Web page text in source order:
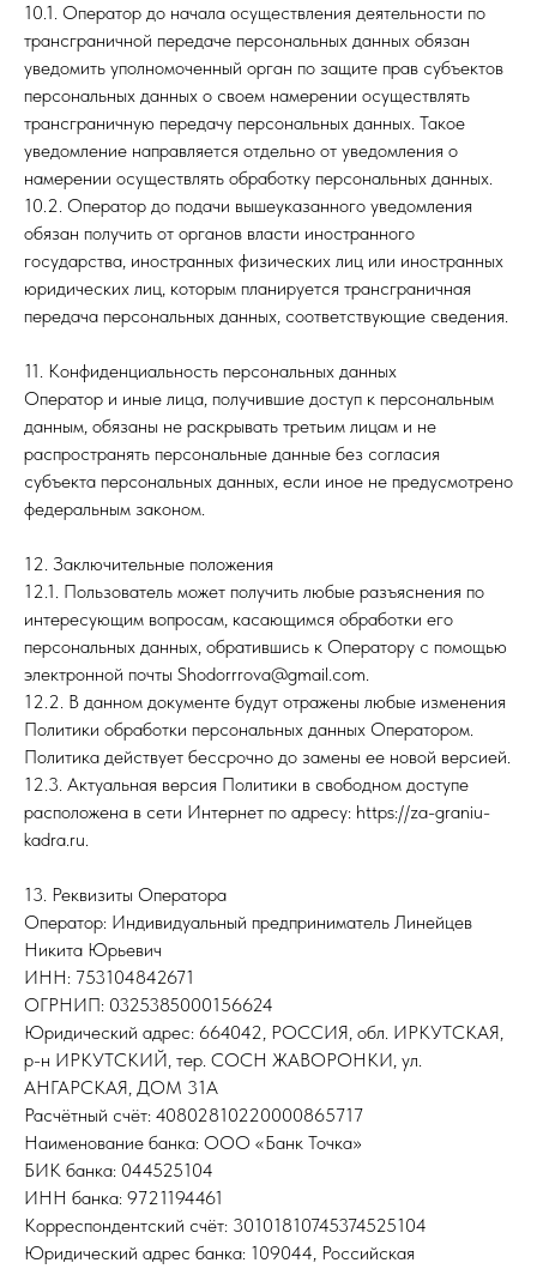
10.1. Оператор до начала осуществления деятельности по
трансграничной передаче персональных данных обязан
уведомить уполномоченный орган по защите прав субъектов
персональных данных о своем намерении осуществлять
трансграничную передачу персональных данных. Такое
уведомление направляется отдельно от уведомления о
намерении осуществлять обработку персональных данных.
10.2. Оператор до подачи вышеуказанного уведомления
обязан получить от органов власти иностранного
государства, иностранных физических лиц или иностранных
юридических лиц, которым планируется трансграничная
передача персональных данных, соответствующие сведения.
11. Конфиденциальность персональных данных
Оператор и иные лица, получившие доступ к персональным
данным, обязаны не раскрывать третьим лицам и не
распространять персональные данные без согласия
субъекта персональных данных, если иное не предусмотрено
федеральным законом.
12. Заключительные положения
12.1. Пользователь может получить любые разъяснения по
интересующим вопросам, касающимся обработки его
персональных данных, обратившись к Оператору с помощью
электронной почты Shodorrrova@gmail.com.
12.2. В данном документе будут отражены любые изменения
Политики обработки персональных данных Оператором.
Политика действует бессрочно до замены ее новой версией.
12.3. Актуальная версия Политики в свободном доступе
расположена в сети Интернет по адресу: https://za-graniu-
kadra.ru.
13. Реквизиты Оператора
Оператор: Индивидуальный предприниматель Линейцев
Никита Юрьевич
ИНН: 753104842671
ОГРНИП: 0325385000156624
Юридический адрес: 664042, РОССИЯ, обл. ИРКУТСКАЯ,
р-н ИРКУТСКИЙ, тер. СОСН ЖАВОРОНКИ, ул.
АНГАРСКАЯ, ДОМ 31А
Расчётный счёт: 40802810220000865717
Наименование банка: ООО «Банк Точка»
БИК банка: 044525104
ИНН банка: 9721194461
Корреспондентский счёт: 30101810745374525104
Юридический адрес банка: 109044, Российская